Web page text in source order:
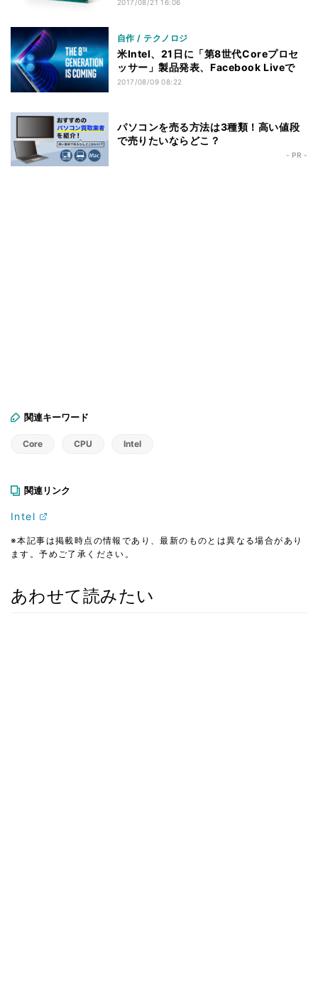
2017/08/21 16:06
自作 / テクノロジ
米Intel、21日に「第8世代Coreプロセ
ッサー」製品発表、Facebook Liveで
2017/08/09 08:22
パソコンを売る方法は3種類！高い値段
で売りたいならどこ？
- PR -
関連キーワード
Core CPU Intel
関連リンク
Intel
※本記事は掲載時点の情報であり、最新のものとは異なる場合があり
ます。予めご了承ください。
あわせて読みたい